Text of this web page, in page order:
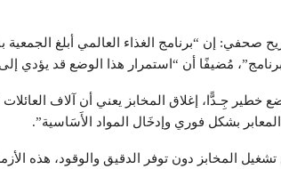
صحفي: إن “برنامج الغذاء العالمي أبلغ الجمعية
خطير جِـدًّا، إغلاق المخابز يعني أن آلاف
بشكل فوري وإدخَال المواد الأَسَاسية”.
المخابز دون توفر الدقيق والوقود، هذه